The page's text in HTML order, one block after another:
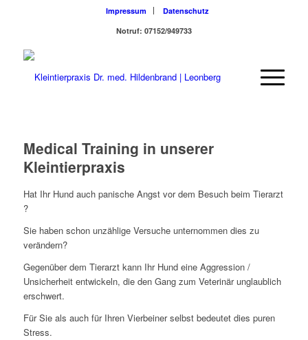
Impressum
Datenschutz
Notruf: 07152/949733
Medical Training in unserer
Kleintierpraxis
Hat Ihr Hund auch panische Angst vor dem Besuch beim Tierarzt
?
Sie haben schon unzählige Versuche unternommen dies zu
verändern?
Gegenüber dem Tierarzt kann Ihr Hund eine Aggression /
Unsicherheit entwickeln, die den Gang zum Veterinär unglaublich
erschwert.
Für Sie als auch für Ihren Vierbeiner selbst bedeutet dies puren
Stress.